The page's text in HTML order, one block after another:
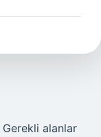
Gerekli alanlar